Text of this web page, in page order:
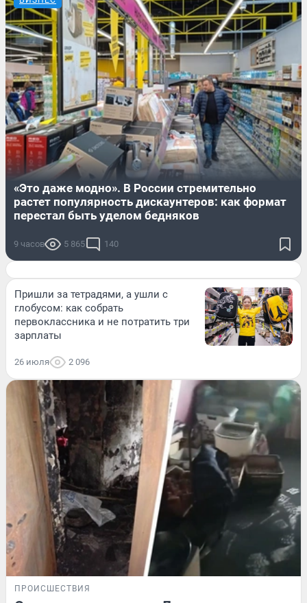
«Это даже модно». В России стремительно
растет популярность дискаунтеров: как формат
перестал быть уделом бедняков
9 часов 5 865 140
Пришли за тетрадями, а ушли с
глобусом: как собрать
первоклассника и не потратить три
зарплаты
26 июля 2 096
ПРОИСШЕСТВИЯ